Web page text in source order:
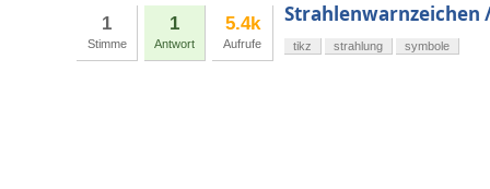
1
Stimme
1
Antwort
5.4k
Aufrufe
Strahlenwarnzeichen
tikz strahlung symbole